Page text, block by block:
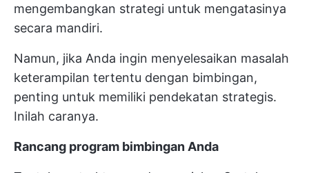
mengembangkan strategi untuk mengatasinya
secara mandiri.
Namun, jika Anda ingin menyelesaikan masalah
keterampilan tertentu dengan bimbingan,
penting untuk memiliki pendekatan strategis.
Inilah caranya.
Rancang program bimbingan Anda